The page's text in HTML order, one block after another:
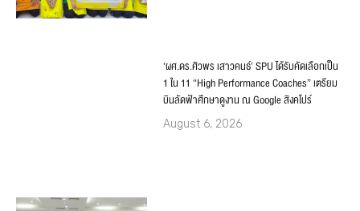
‘ผศ.ดร.ศิวพร เสาวคนธ์’ SPU ได้รับคัดเลือกเป็น
1 ใน 11 “High Performance Coaches” เตรียม
บินลัดฟ้าศึกษาดูงาน ณ Google สิงคโปร์
August 6, 2026